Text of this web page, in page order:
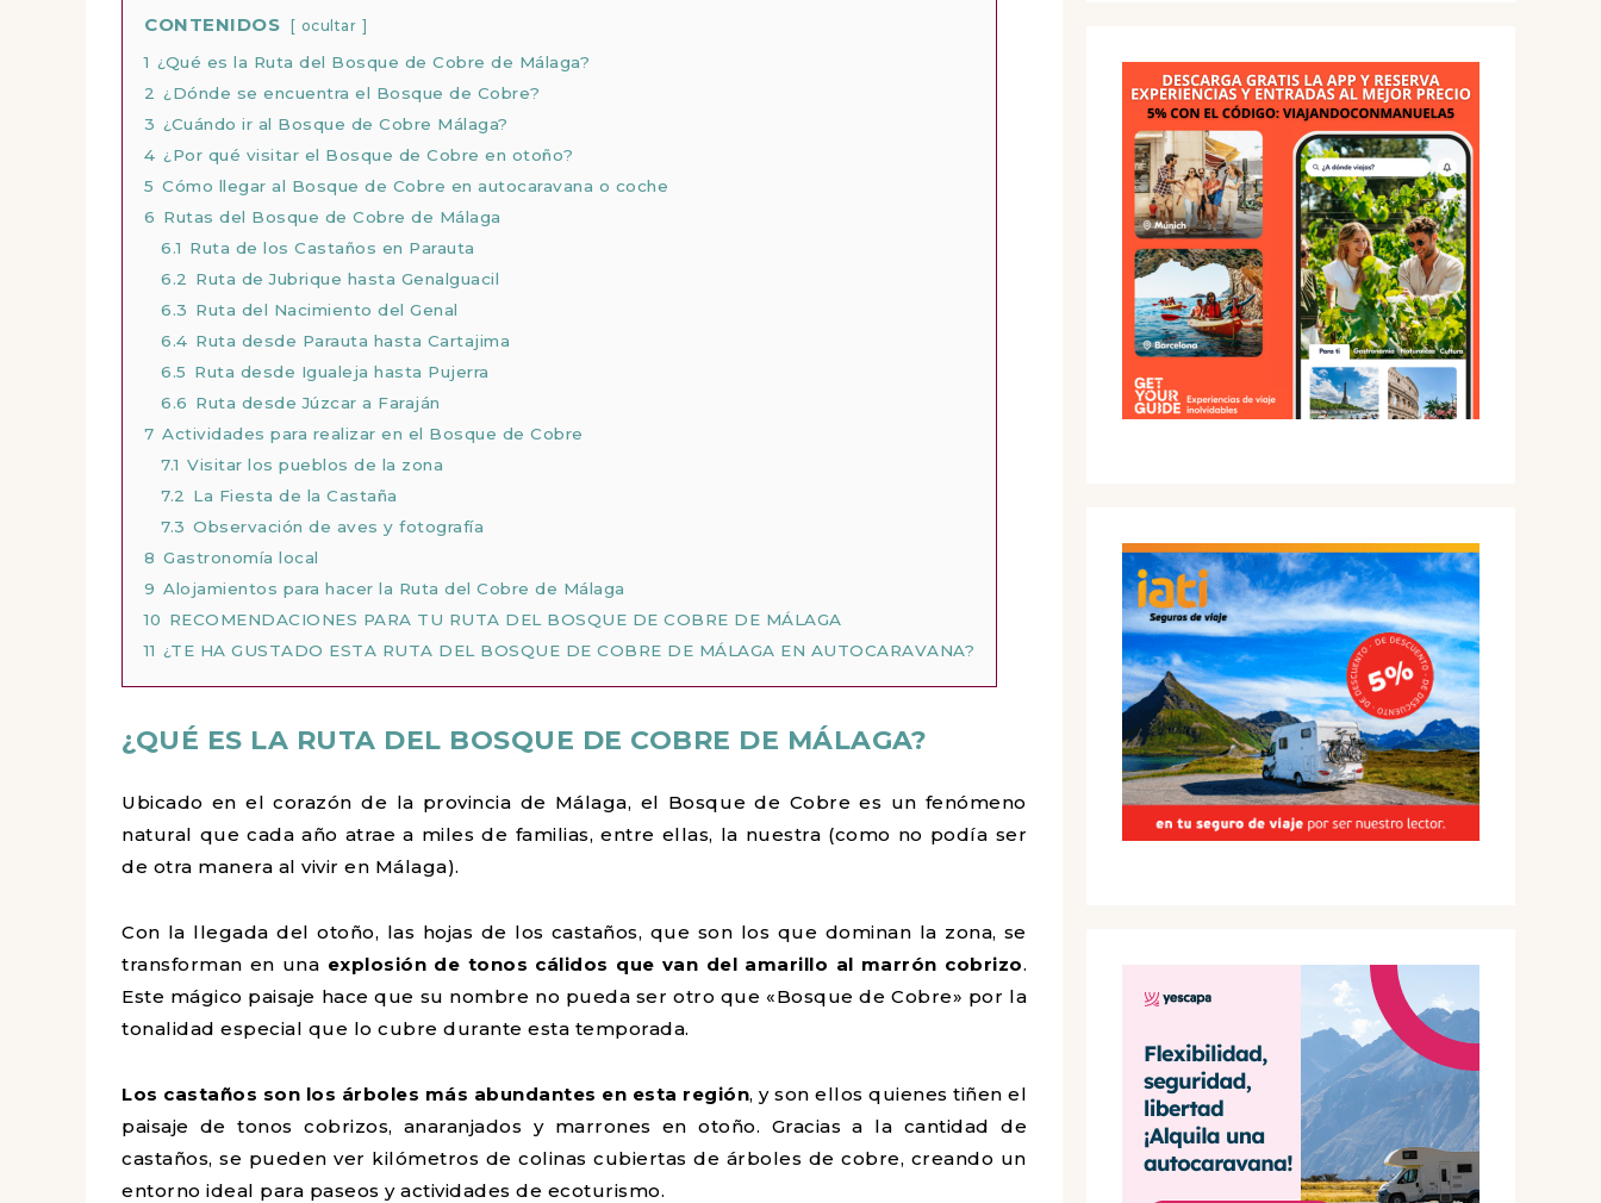
CONTENIDOS ocultar
1 ¿Qué es la Ruta del Bosque de Cobre de Málaga?
2 ¿Dónde se encuentra el Bosque de Cobre?
3 ¿Cuándo ir al Bosque de Cobre Málaga?
4 ¿Por qué visitar el Bosque de Cobre en otoño?
5 Cómo llegar al Bosque de Cobre en autocaravana o coche
6 Rutas del Bosque de Cobre de Málaga
6.1 Ruta de los Castaños en Parauta
6.2
Ruta de Jubrique hasta Genalguacil
6.3 Ruta del Nacimiento del Genal
6.4 Ruta desde Parauta hasta Cartajima
6.5 Ruta desde Igualeja hasta Pujerra
6.6 Ruta desde Júzcar a Faraján
7 Actividades para realizar en el Bosque de Cobre
7.1 Visitar los pueblos de la zona
7.2
La Fiesta de la Castaña
7.3 Observación de aves y fotografía
8 Gastronomía local
9 Alojamientos para hacer la Ruta del Cobre de Málaga
10 RECOMENDACIONES PARA TU RUTA DEL BOSQUE DE COBRE DE MÁLAGA
11 ¿TE HA GUSTADO ESTA RUTA DEL BOSQUE DE COBRE DE MÁLAGA EN AUTOCARAVANA?
¿QUÉ ES LA RUTA DEL BOSQUE DE COBRE DE MÁLAGA?
Ubicado en el corazón de la provincia de Málaga, el Bosque de Cobre es un fenómeno
natural que cada año atrae a miles de familias, entre ellas, la nuestra (como no podía ser
de otra manera al vivir en Málaga).
Con la llegada del otoño, las hojas de los castaños, que son los que dominan la zona, se
transforman en una explosión de tonos cálidos que van del amarillo al marrón cobrizo.
Este mágico paisaje hace que su nombre no pueda ser otro que «Bosque de Cobre» por la
tonalidad especial que lo cubre durante esta temporada.
Los castaños son los árboles más abundantes en esta región, y son ellos quienes tiñen el
paisaje de tonos cobrizos, anaranjados y marrones en otoño. Gracias a la cantidad de
castaños, se pueden ver kilómetros de colinas cubiertas de árboles de cobre, creando un
entorno ideal para paseos y actividades de ecoturismo.